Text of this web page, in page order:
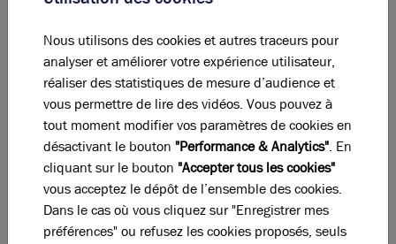
pour 2018 à la Part-Dieu, RTE, immeuble tertiaire de
la ZAC des Girondins à Gerland, ou encore Ambre,
bâtiment labellisé BBC, font partie de ses projets.
La perle rare pour votre projet immobilier
Ces offres peuvent vous intéresser
Nous utilisons des cookies et autres traceurs pour
analyser et améliorer votre expérience utilisateur,
réaliser des statistiques de mesure d’audience et
vous permettre de lire des vidéos. Vous pouvez à
tout moment modifier vos paramètres de cookies en
désactivant le bouton "Performance & Analytics". En
cliquant sur le bouton "Accepter tous les cookies"
vous acceptez le dépôt de l’ensemble des cookies.
Dans le cas où vous cliquez sur "Enregistrer mes
préférences" ou refusez les cookies proposés, seuls